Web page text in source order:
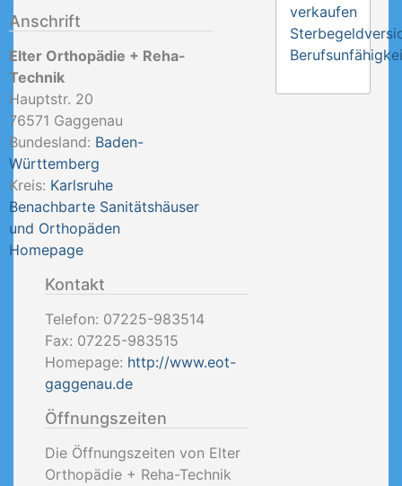
Anschrift
Elter Orthopädie + Reha-
Technik
Hauptstr. 20
76571 Gaggenau
Bundesland: Baden-
Württemberg
Kreis: Karlsruhe
Benachbarte Sanitätshäuser
und Orthopäden
Homepage
Kontakt
Telefon: 07225-983514
Fax: 07225-983515
Homepage: http://www.eot-
gaggenau.de
Öffnungszeiten
Die Öffnungszeiten von Elter
Orthopädie + Reha-Technik
verkaufen